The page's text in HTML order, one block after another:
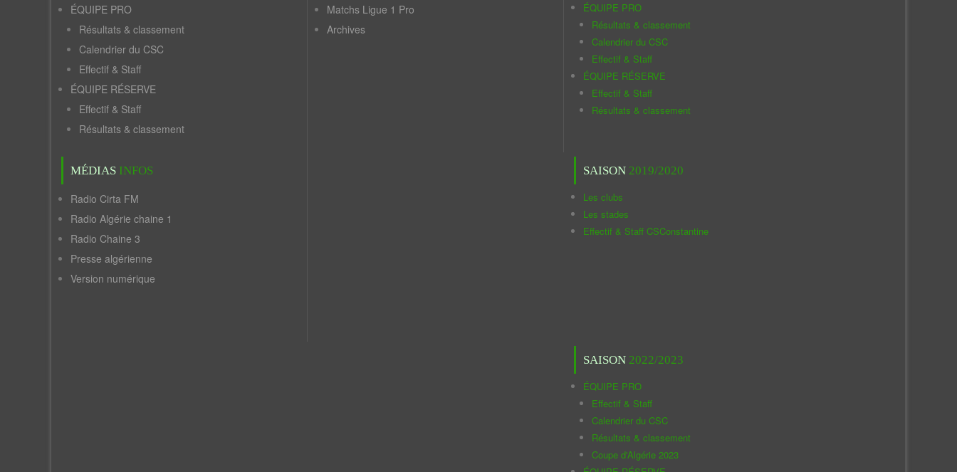
ÉQUIPE PRO
Résultats & classement
Calendrier du CSC
Effectif & Staff
ÉQUIPE RÉSERVE
Effectif & Staff
Résultats & classement
MÉDIAS INFOS
Radio Cirta FM
Radio Algérie chaine 1
Radio Chaine 3
Presse algérienne
Version numérique
Matchs Ligue 1 Pro
Archives
ÉQUIPE PRO
Résultats & classement
Calendrier du CSC
Effectif & Staff
ÉQUIPE RÉSERVE
Effectif & Staff
Résultats & classement
SAISON 2019/2020
Les clubs
Les stades
Effectif & Staff CSConstantine
SAISON 2022/2023
ÉQUIPE PRO
Effectif & Staff
Calendrier du CSC
Résultats & classement
Coupe d'Algérie 2023